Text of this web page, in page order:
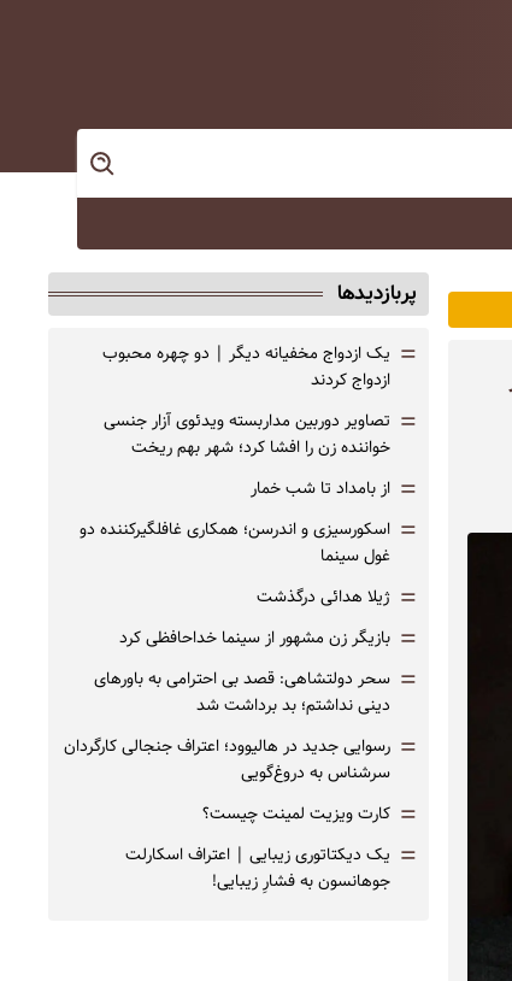
پربازدیدها
= یک ازدواج مخفیانه دیگر | دو چهره محبوب
ازدواج کردند
= تصاویر دوربین مداربسته ویدئوی آزار جنسی
خواننده زن را افشا کرد؛ شهر بهم ریخت
= از بامداد تا شب خمار
= اسکورسیزی و اندرسن؛ همکاری غافلگیرکننده دو
غول سینما
= ژیلا هدائی درگذشت
= بازیگر زن مشهور از سینما خداحافظی کرد
= سحر دولتشاهی: قصد بی احترامی به باورهای
دینی نداشتم؛ بد برداشت شد
= رسوایی جدید در هالیوود؛ اعتراف جنجالی کارگردان
سرشناس به دروغ‌گویی
= کارت ویزیت لمینت چیست؟
= یک دیکتاتوری زیبایی | اعتراف اسکارلت
جوهانسون به فشارِ زیبایی!